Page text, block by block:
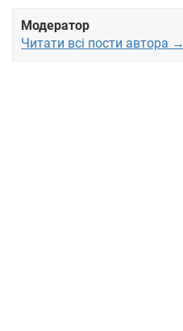
Модератор
Читати всі пости автора →